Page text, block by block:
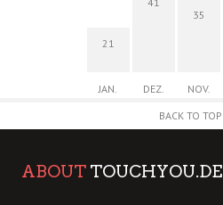
21
JAN. DEZ.
35
NOV.
BACK TO TOP
ABOUT TOUCHYOU.DE